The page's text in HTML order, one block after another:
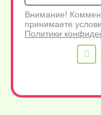
Внимание!
принимаете
Политики